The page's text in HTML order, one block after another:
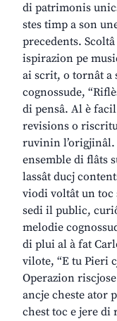
di patrimonis
stes timp a son
precedents.
ispirazion pe
ai scrit, o tornât a
cognossude,
di pensâ. Al è
revisions o
ruvinin
ensemble di flâts
lassât ducj
viodi voltât un
sedi il public,
melodie
di plui al à fat
vilote, “E tu Pieri
Operazion
ancje cheste ator
chest toc e jere di